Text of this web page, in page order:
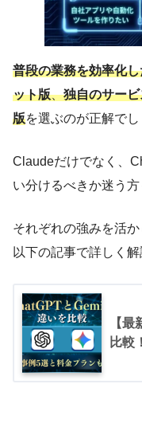
普段の業務を効率化
ット版、独自のサー
版を選ぶのが正解でし
Claudeだけでなく、
い分けるべきか迷う方
それぞれの強みを活
以下の記事で詳しく解
【
比較